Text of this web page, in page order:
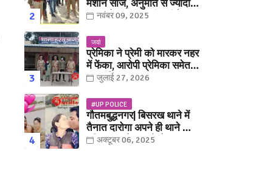
मशीन सीज, अनुमति से ज्यादा
संख्या में चलती मिली मशीनें
नवंबर 09, 2025
जवां
प्रेमिका ने प्रेमी को मारकर नहर
में फेंका, आरोपी प्रेमिका समेत
युवक गिरफ्तार
जुलाई 27, 2026
#UP POLICE
गौतमबुद्धनगर| बिसरख थाने में
तैनात दारोगा अपने ही थाने क़ी
महिला कांस्टेबल को लेकर हुए
अक्टूबर 06, 2025